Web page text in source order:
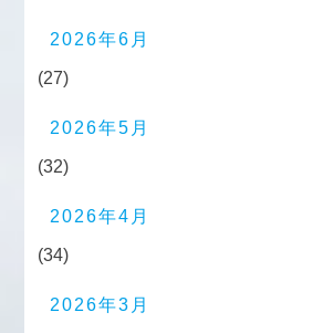
2026年6月
(27)
2026年5月
(32)
2026年4月
(34)
2026年3月